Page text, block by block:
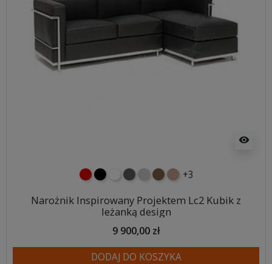
visibility
czerwony
czarnybiałyciemno szary
jasnoszary
brązowy
jasnobrązowy
+3
Narożnik Inspirowany Projektem Lc2 Kubik z
leżanką design
9 900,00 zł
DODAJ DO KOSZYKA